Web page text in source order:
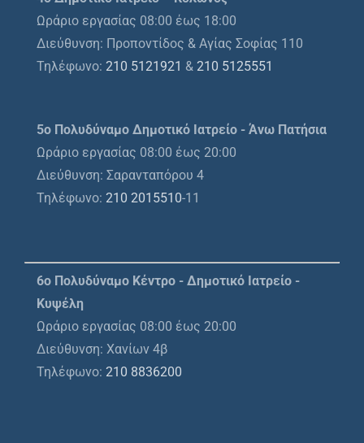
Ωράριο εργασίας 08:00 έως 18:00
Διεύθυνση: Προποντίδος & Αγίας Σοφίας 110
Τηλέφωνο: 210 5121921 & 210 5125551
5ο Πολυδύναμο Δημοτικό Ιατρείο - Άνω Πατήσια
Ωράριο εργασίας 08:00 έως 20:00
Διεύθυνση: Σαρανταπόρου 4
Τηλέφωνο: 210 2015510-11
6ο Πολυδύναμο Κέντρο - Δημοτικό Ιατρείο -
Κυψέλη
Ωράριο εργασίας 08:00 έως 20:00
Διεύθυνση: Χανίων 4β
Τηλέφωνο: 210 8836200